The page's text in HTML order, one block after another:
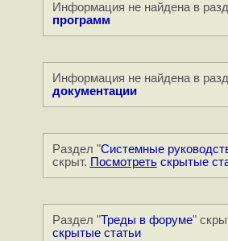
Информация не найдена в
программ
Информация не найдена в
документации
Раздел "Системные
скрыт. Посмотретьскрытые
Раздел "Треды в форуме"
скрытые статьи